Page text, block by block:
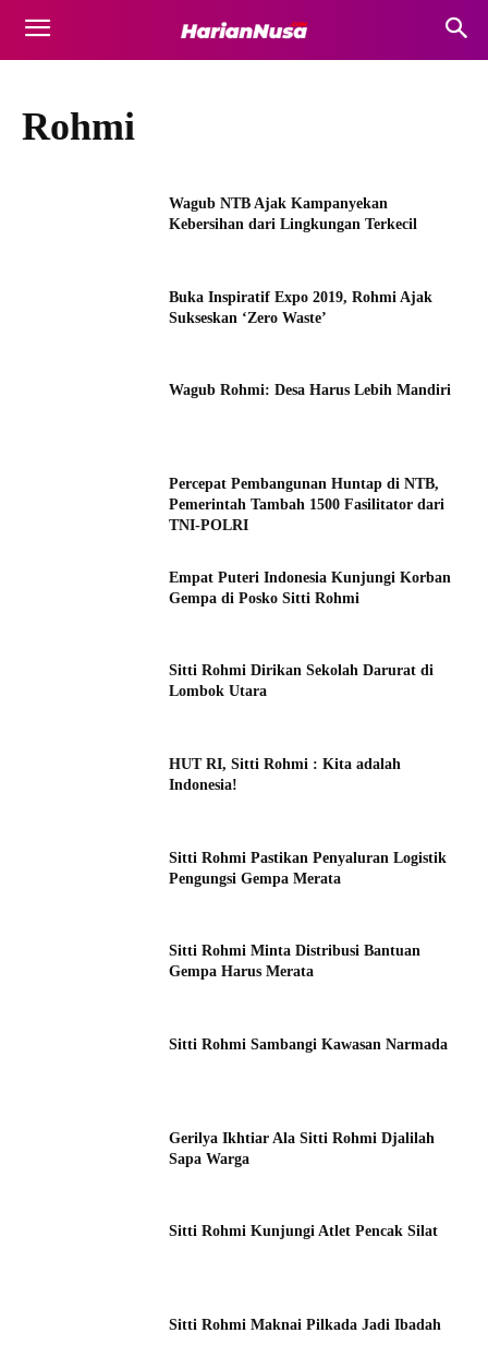
Rohmi
Wagub NTB Ajak Kampanyekan
Kebersihan dari Lingkungan Terkecil
Buka Inspiratif Expo 2019, Rohmi Ajak
Sukseskan ‘Zero Waste’
Wagub Rohmi: Desa Harus Lebih Mandiri
Percepat Pembangunan Huntap di NTB,
Pemerintah Tambah 1500 Fasilitator dari
TNI-POLRI
Empat Puteri Indonesia Kunjungi Korban
Gempa di Posko Sitti Rohmi
Sitti Rohmi Dirikan Sekolah Darurat di
Lombok Utara
HUT RI, Sitti Rohmi : Kita adalah
Indonesia!
Sitti Rohmi Pastikan Penyaluran Logistik
Pengungsi Gempa Merata
Sitti Rohmi Minta Distribusi Bantuan
Gempa Harus Merata
Sitti Rohmi Sambangi Kawasan Narmada
Gerilya Ikhtiar Ala Sitti Rohmi Djalilah
Sapa Warga
Sitti Rohmi Kunjungi Atlet Pencak Silat
Sitti Rohmi Maknai Pilkada Jadi Ibadah